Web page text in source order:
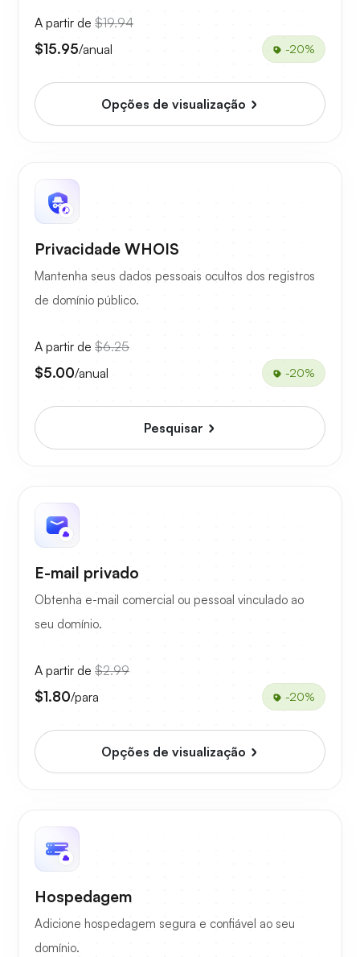
A partir de $19.94
$15.95/anual -20%
Opções de visualização
Privacidade WHOIS
Mantenha seus dados pessoais ocultos dos registros
de domínio público.
A partir de $6.25
$5.00/anual -20%
Pesquisar
E-mail privado
Obtenha e-mail comercial ou pessoal vinculado ao
seu domínio.
A partir de $2.99
$1.80/para -20%
Opções de visualização
Hospedagem
Adicione hospedagem segura e confiável ao seu
domínio.